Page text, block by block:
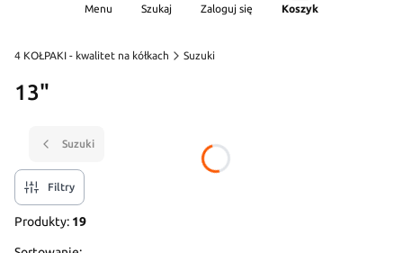
Menu Szukaj Zaloguj się Koszyk
4 KOŁPAKI - kwalitet na kółkach Suzuki
13"
Suzuki
Filtry
Produkty: 19